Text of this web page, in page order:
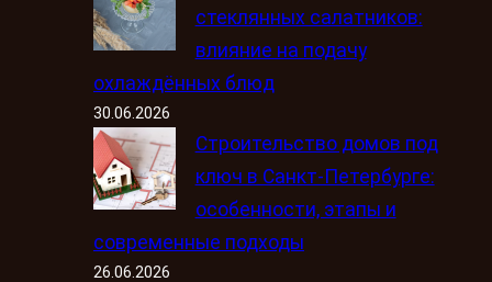
стеклянных салатников:
влияние на подачу
охлаждённых блюд
30.06.2026
Строительство домов под
ключ в Санкт-Петербурге:
особенности, этапы и
современные подходы
26.06.2026